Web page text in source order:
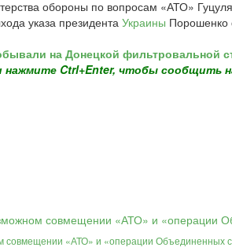
обороны по вопросам «АТО»
указа президента Украины Порошенко
на Донецкой фильтровальной
Ctrl+Enter, чтобы сообщить
совмещении «АТО» и «операции Объединенных